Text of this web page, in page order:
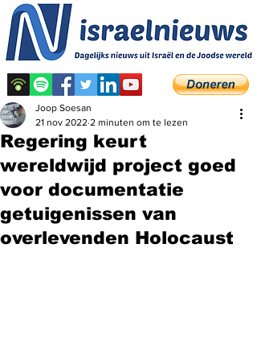
Regering keurt
wereldwijd project goed
voor documentatie
getuigenissen van
overlevenden Holocaust
Joop Soesan
21 nov 2022 2 minuten om te lezen